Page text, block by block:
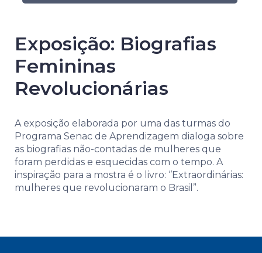
Exposição: Biografias
Femininas
Revolucionárias
A exposição elaborada por uma das turmas do
Programa Senac de Aprendizagem dialoga sobre
as biografias não-contadas de mulheres que
foram perdidas e esquecidas com o tempo. A
inspiração para a mostra é o livro: ‘’Extraordinárias:
mulheres que revolucionaram o Brasil”.